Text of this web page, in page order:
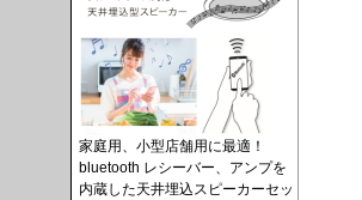
家庭用、小型店舗用に最適！
bluetooth レシーバー、アンプを
内蔵した天井埋込スピーカーセッ